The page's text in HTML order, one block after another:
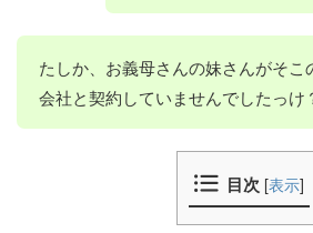
たしか、お義母さんの妹さんがそこ
会社と契約していませんでしたっけ
目次 [表示]